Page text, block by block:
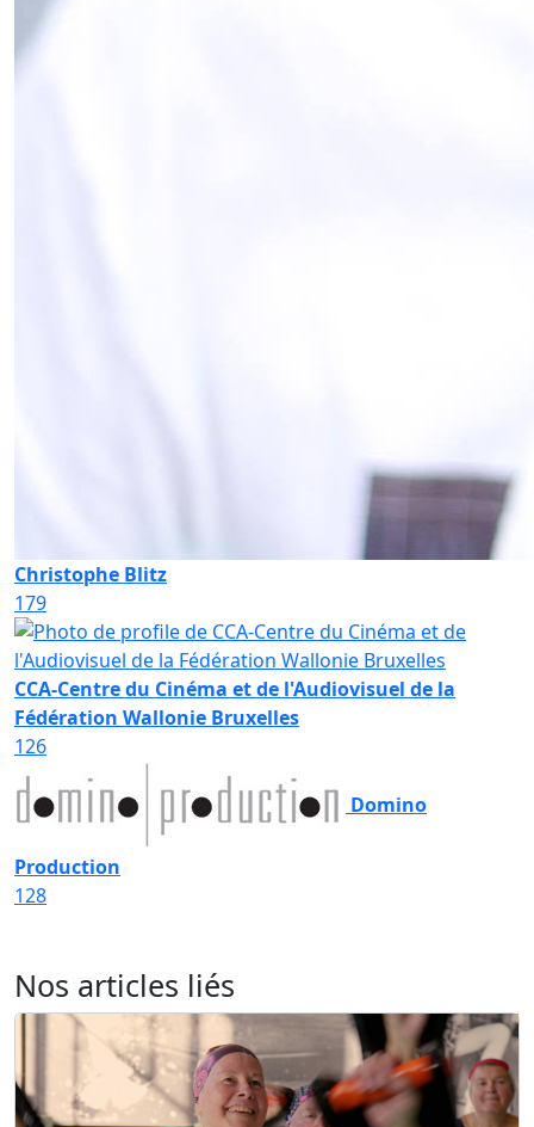
Christophe Blitz
179
CCA-Centre du Cinéma et de l'Audiovisuel de la
Fédération Wallonie Bruxelles
126
Domino
Production
128
Nos articles liés